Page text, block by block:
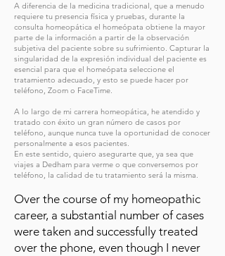
A diferencia de la medicina tradicional, que a menudo
requiere tu presencia física y pruebas, durante la
consulta homeopática el homeópata obtiene la mayor
parte de la información a partir de la observación
subjetiva del paciente sobre su sufrimiento. Capturar la
singularidad de la expresión individual del paciente es
esencial para que el homeópata seleccione el
tratamiento adecuado, y esto se puede hacer por
teléfono, Zoom o FaceTime.
A lo largo de mi carrera homeopática, he atendido y
tratado con éxito un gran número de casos por
teléfono, aunque nunca tuve la oportunidad de conocer
personalmente a esos pacientes.
En este sentido, quiero asegurarte que, ya sea que
viajes a Dedham para verme o que conversemos por
teléfono, la calidad de tu tratamiento será la misma.
Over the course of my homeopathic
career, a substantial number of cases
were taken and successfully treated
over the phone, even though I never